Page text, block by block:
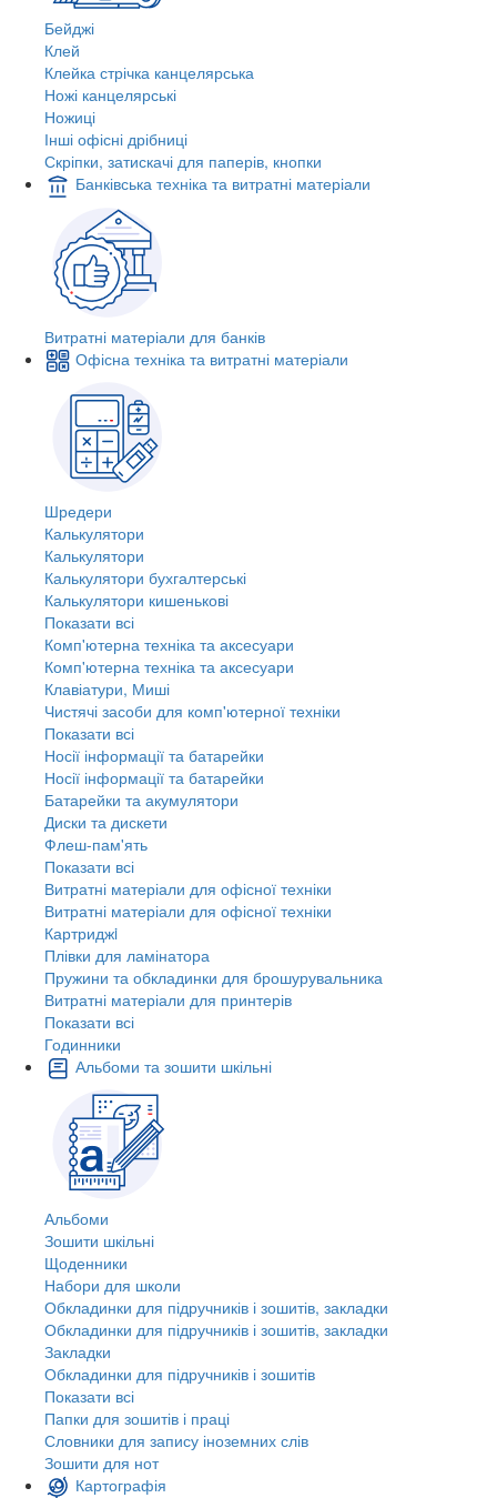
Бейджі
Клей
Клейка стрічка канцелярська
Ножі канцелярські
Ножиці
Інші офісні дрібниці
Скріпки, затискачі для паперів, кнопки
Банківська техніка та витратні матеріали
Витратні матеріали для банків
Офісна техніка та витратні матеріали
Шредери
Калькулятори
Калькулятори
Калькулятори бухгалтерські
Калькулятори кишенькові
Показати всі
Комп'ютерна техніка та аксесуари
Комп'ютерна техніка та аксесуари
Клавіатури, Миші
Чистячі засоби для комп'ютерної техніки
Показати всі
Носії інформації та батарейки
Носії інформації та батарейки
Батарейки та акумулятори
Диски та дискети
Флеш-пам'ять
Показати всі
Витратні матеріали для офісної техніки
Витратні матеріали для офісної техніки
Картриджi
Плівки для ламінатора
Пружини та обкладинки для брошурувальника
Витратні матеріали для принтерів
Показати всі
Годинники
Альбоми та зошити шкільні
Альбоми
Зошити шкільні
Щоденники
Набори для школи
Обкладинки для підручників і зошитів, закладки
Обкладинки для підручників і зошитів, закладки
Закладки
Обкладинки для підручників і зошитів
Показати всі
Папки для зошитів і праці
Словники для запису іноземних слів
Зошити для нот
Картографія